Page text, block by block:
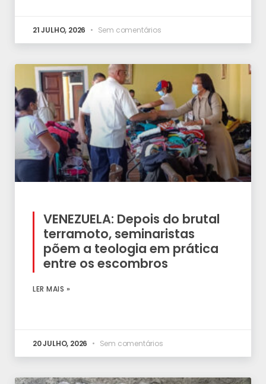
21 JULHO, 2026 Sem comentários
VENEZUELA: Depois do brutal
terramoto, seminaristas
põem a teologia em prática
entre os escombros
LER MAIS »
20 JULHO, 2026 Sem comentários